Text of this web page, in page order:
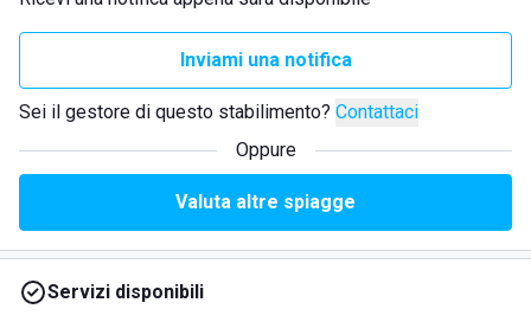
Inviami una notifica
Sei il gestore di questo stabilimento? Contattaci
Oppure
Valuta altre spiagge
Servizi disponibili